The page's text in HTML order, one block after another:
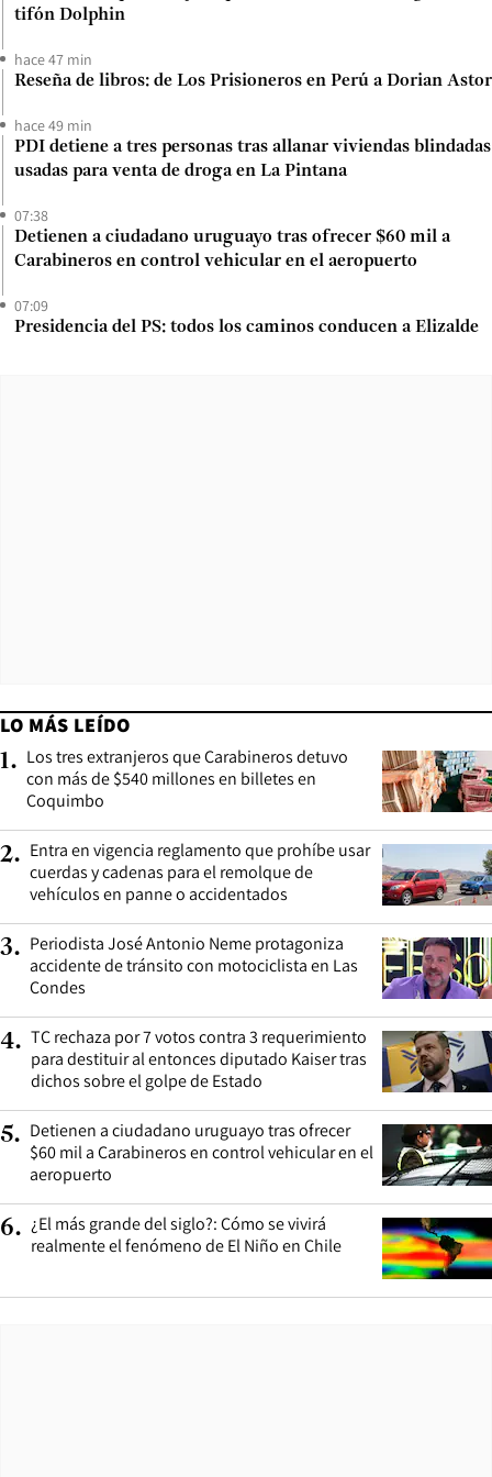
tifón Dolphin
hace 47 min
Reseña de libros: de Los Prisioneros en Perú a Dorian Astor
hace 49 min
PDI detiene a tres personas tras allanar viviendas blindadas
usadas para venta de droga en La Pintana
07:38
Detienen a ciudadano uruguayo tras ofrecer $60 mil a
Carabineros en control vehicular en el aeropuerto
07:09
Presidencia del PS: todos los caminos conducen a Elizalde
LO MÁS LEÍDO
1. Los tres extranjeros que Carabineros detuvo
con más de $540 millones en billetes en
Coquimbo
2. Entra en vigencia reglamento que prohíbe usar
cuerdas y cadenas para el remolque de
vehículos en panne o accidentados
3. Periodista José Antonio Neme protagoniza
accidente de tránsito con motociclista en Las
Condes
4. TC rechaza por 7 votos contra 3 requerimiento
para destituir al entonces diputado Kaiser tras
dichos sobre el golpe de Estado
5. Detienen a ciudadano uruguayo tras ofrecer
$60 mil a Carabineros en control vehicular en el
aeropuerto
6. ¿El más grande del siglo?: Cómo se vivirá
realmente el fenómeno de El Niño en Chile